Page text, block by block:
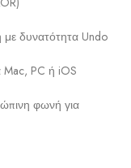
με δυνατότητα Undo
Mac, PC ή iOS
φωνή για